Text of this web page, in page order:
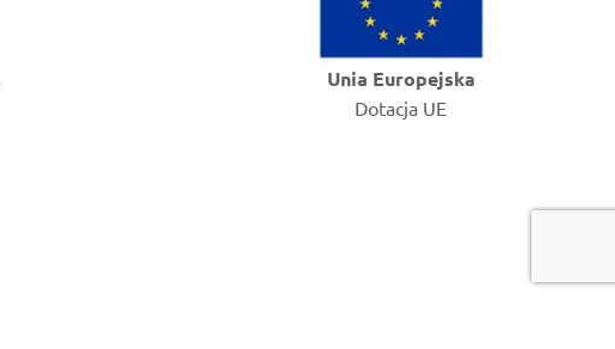
Unia Europejska
Dotacja UE